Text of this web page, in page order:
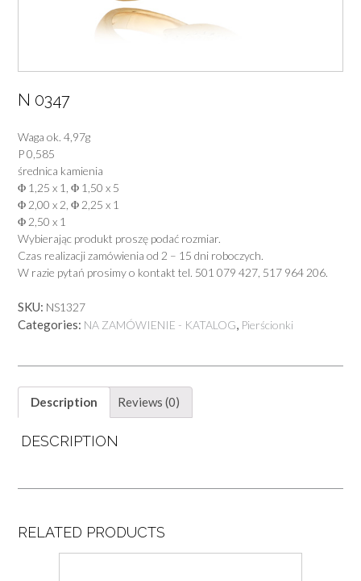
N 0347
Waga ok. 4,97g
P 0,585
średnica kamienia
Φ 1,25 x 1, Φ 1,50 x 5
Φ 2,00 x 2, Φ 2,25 x 1
Φ 2,50 x 1
Wybierając produkt proszę podać rozmiar.
Czas realizacji zamówienia od 2 – 15 dni roboczych.
W razie pytań prosimy o kontakt tel. 501 079 427, 517 964 206.
SKU: NS1327
Categories: NA ZAMÓWIENIE - KATALOG, Pierścionki
Description Reviews (0)
DESCRIPTION
RELATED PRODUCTS